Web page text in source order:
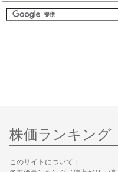
株価ランキング
このサイトについて：